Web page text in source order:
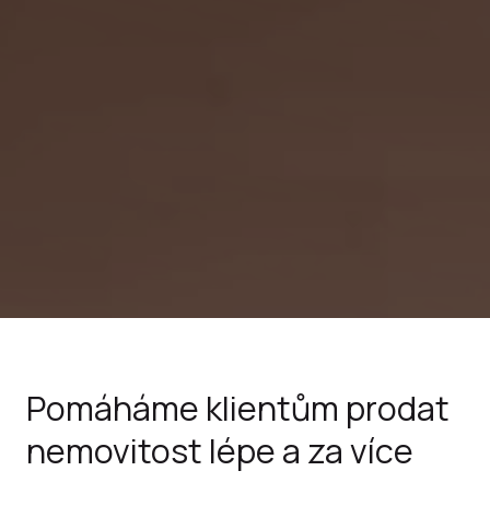
Pomáháme klientům prodat
nemovitost lépe a za více